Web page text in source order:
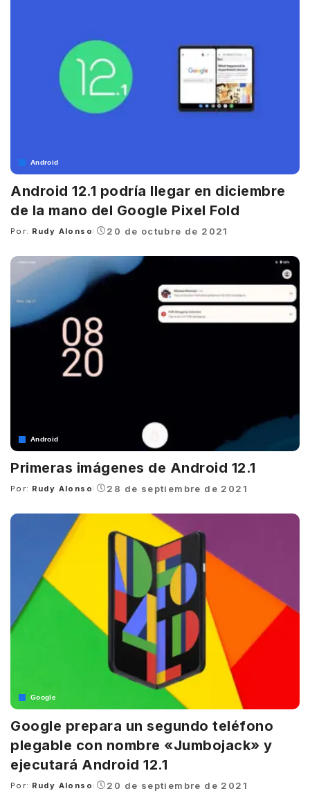
Android
Android 12.1 podría llegar en diciembre
de la mano del Google Pixel Fold
Posted
Por: Rudy Alonso 20 de octubre de 2021
Android
Primeras imágenes de Android 12.1
Posted
Por: Rudy Alonso 28 de septiembre de 2021
Google
Google prepara un segundo teléfono
plegable con nombre «Jumbojack» y
ejecutará Android 12.1
Posted
Por: Rudy Alonso 20 de septiembre de 2021